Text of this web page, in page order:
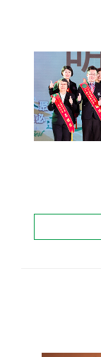
網站連結
聯絡我們